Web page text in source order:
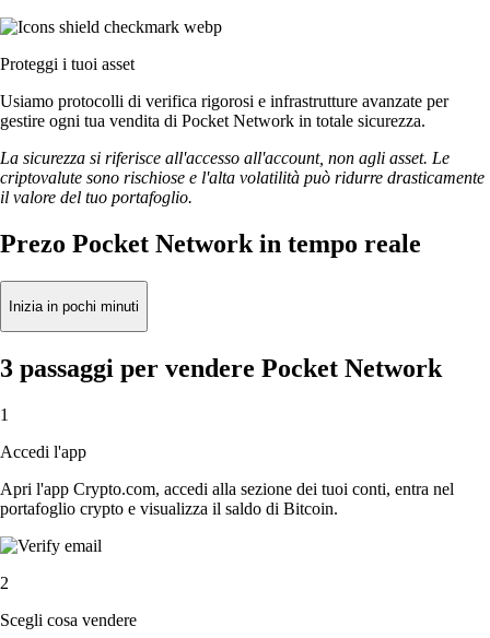
Proteggi i tuoi asset
Usiamo protocolli di verifica rigorosi e infrastrutture avanzate per
gestire ogni tua vendita di Pocket Network in totale sicurezza.
La sicurezza si riferisce all'accesso all'account, non agli asset. Le
criptovalute sono rischiose e l'alta volatilità può ridurre drasticamente
il valore del tuo portafoglio.
Prezo Pocket Network in tempo reale
Inizia in pochi minuti
3 passaggi per vendere Pocket Network
1
Accedi l'app
Apri l'app Crypto.com, accedi alla sezione dei tuoi conti, entra nel
portafoglio crypto e visualizza il saldo di Bitcoin.
2
Scegli cosa vendere